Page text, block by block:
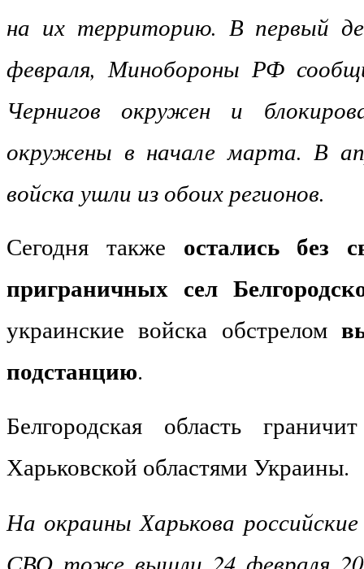
на их территорию. В первый
февраля, Минобороны РФ
Чернигов окружен и
окружены в начале марта. В
войска ушли из обоих регионов.
Сегодня также остались без
приграничных сел
украинские войска обстрелом
подстанцию.
Белгородская область
Харьковской областями Украины.
На окраины Харькова
СВО тоже вышли 24 февраля